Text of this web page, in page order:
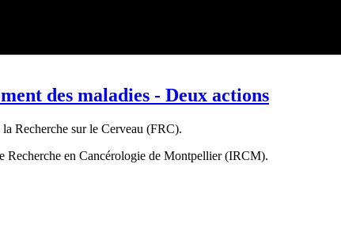
des maladies - Deux actions
Recherche sur le Cerveau (FRC).
Recherche en Cancérologie de Montpellier (IRCM).